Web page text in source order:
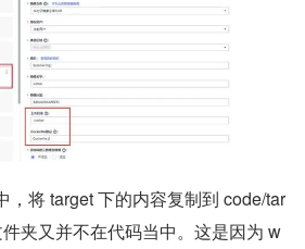
，将 target 下的内容复制到 code/tar
夹又并不在代码当中。这是因为 w